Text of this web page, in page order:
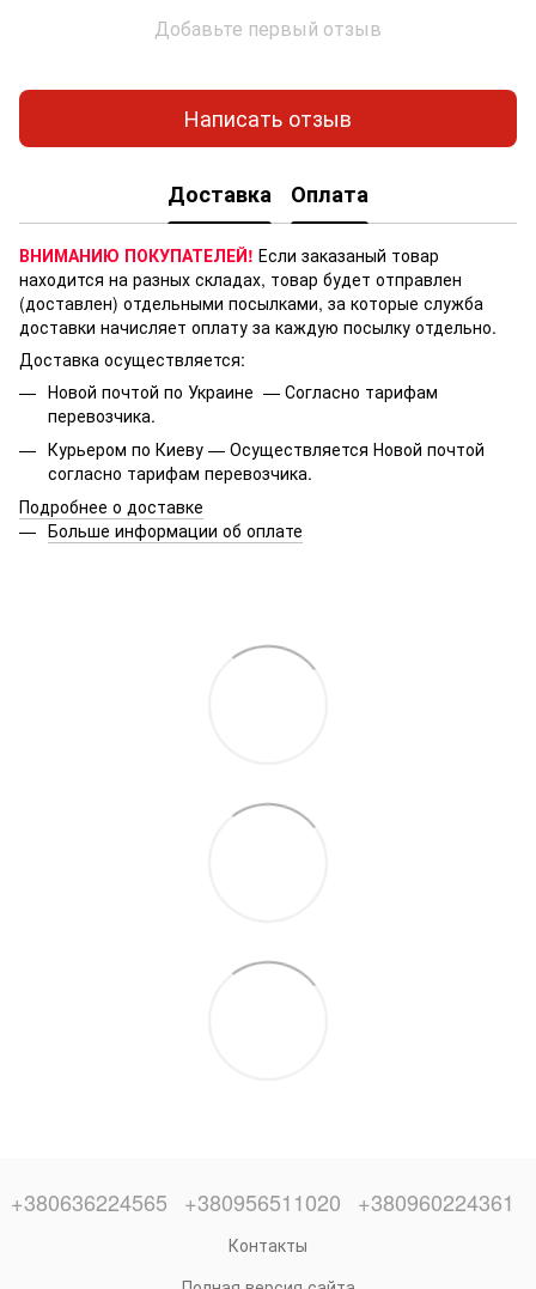
Добавьте первый отзыв
Написать отзыв
Доставка Оплата
ВНИМАНИЮ ПОКУПАТЕЛЕЙ! Если заказаный товар
находится на разных складах, товар будет отправлен
(доставлен) отдельными посылками, за которые служба
доставки начисляет оплату за каждую посылку отдельно.
Доставка осуществляется:
Новой почтой по Украине — Согласно тарифам
перевозчика.
Курьером по Киеву — Осуществляется Новой почтой
согласно тарифам перевозчика.
Подробнее о доставке
Больше информации об оплате
+380636224565 +380956511020 +380960224361
Контакты